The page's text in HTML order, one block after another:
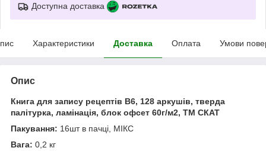
Доступна доставка
Характеристики Доставка Оплата Умови
Опис
Книга для запису рецептів B6, 128 аркушів, тверда
палітурка, ламінація, блок офсет 60г/м2, ТМ СКАТ
Пакування: 16шт в пачці, МІКС
Вага: 0,2 кг